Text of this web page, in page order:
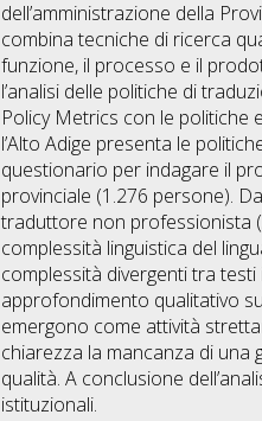
dell’amministrazione della
combina tecniche di ricerca
funzione, il processo e il
l’analisi delle politiche di
Policy Metrics con le politiche
l’Alto Adige presenta le
questionario per indagare il
provinciale (1.276 persone).
traduttore non professionista
complessità linguistica del
complessità divergenti tra
approfondimento qualitativo
emergono come attività
chiarezza la mancanza di
qualità. A conclusione
istituzionali.